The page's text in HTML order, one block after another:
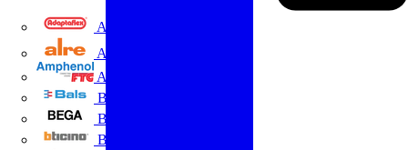
Adaptaflex
Alre
Amphenol FTG
BALS
Bega
Bticino